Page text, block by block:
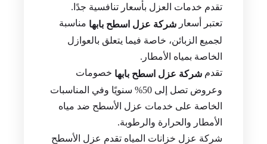
تقدم خدمات العزل بأسعار تنافسية جدًا.
تعتبر أسعار شركة عزل اسطح بابها مناسبة
لجميع الزبائن، خاصة فيما يتعلق بالعوازل
الخاصة بمياه الأمطار.
تقدم شركة عزل اسطح بابها خصومات
وعروض تصل إلى 50% سنويًا وفي المناسبات
الخاصة على خدمات عزل الأسطح ضد مياه
الأمطار والحرارة والرطوبة.
شركة عزل خزانات المياه تقدم عزل الأسطح